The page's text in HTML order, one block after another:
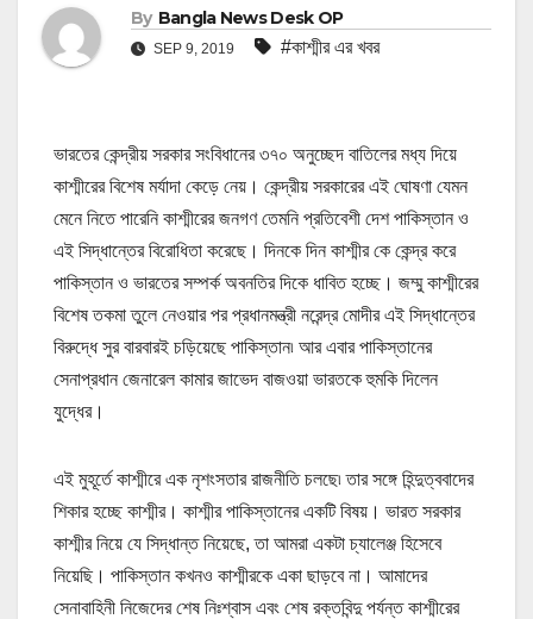
By Bangla News Desk OP
SEP 9, 2019 #কাশ্মীর এর খবর
ভারতের কেন্দ্রীয় সরকার সংবিধানের ৩৭০ অনুচ্ছেদ বাতিলের মধ্য দিয়ে
কাশ্মীরের বিশেষ মর্যাদা কেড়ে নেয়। কেন্দ্রীয় সরকারের এই ঘোষণা যেমন
মেনে নিতে পারেনি কাশ্মীরের জনগণ তেমনি প্রতিবেশী দেশ পাকিস্তান ও
এই সিদ্ধান্তের বিরোধিতা করেছে। দিনকে দিন কাশ্মীর কে কেন্দ্র করে
পাকিস্তান ও ভারতের সম্পর্ক অবনতির দিকে ধাবিত হচ্ছে। জম্মু কাশ্মীরের
বিশেষ তকমা তুলে নেওয়ার পর প্রধানমন্ত্রী নরেন্দ্র মোদীর এই সিদ্ধান্তের
বিরুদ্ধে সুর বারবারই চড়িয়েছে পাকিস্তান৷ আর এবার পাকিস্তানের
সেনাপ্রধান জেনারেল কামার জাভেদ বাজওয়া ভারতকে হুমকি দিলেন
যুদ্ধের।
এই মুহূর্তে কাশ্মীরে এক নৃশংসতার রাজনীতি চলছে৷ তার সঙ্গে হিন্দুত্ববাদের
শিকার হচ্ছে কাশ্মীর। কাশ্মীর পাকিস্তানের একটি বিষয়। ভারত সরকার
কাশ্মীর নিয়ে যে সিদ্ধান্ত নিয়েছে, তা আমরা একটা চ্যালেঞ্জ হিসেবে
নিয়েছি। পাকিস্তান কখনও কাশ্মীরকে একা ছাড়বে না। আমাদের
সেনাবাহিনী নিজেদের শেষ নিঃশ্বাস এবং শেষ রক্তবিন্দু পর্যন্ত কাশ্মীরের